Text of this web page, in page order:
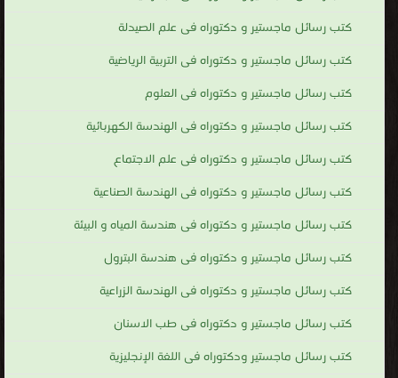
كتب رسائل ماجستير و دكتوراه فى علم الصيدلة
كتب رسائل ماجستير و دكتوراه فى التربية الرياضية
كتب رسائل ماجستير و دكتوراه فى العلوم
كتب رسائل ماجستير و دكتوراه فى الهندسة الكهربائية
كتب رسائل ماجستير و دكتوراه فى علم الاجتماع
كتب رسائل ماجستير و دكتوراه فى الهندسة الصناعية
كتب رسائل ماجستير و دكتوراه فى هندسة المياه و البيئة
كتب رسائل ماجستير و دكتوراه فى هندسة البترول
كتب رسائل ماجستير و دكتوراه فى الهندسة الزراعية
كتب رسائل ماجستير و دكتوراه فى طب الاسنان
كتب رسائل ماجستير ودكتوراه فى اللغة الإنجليزية